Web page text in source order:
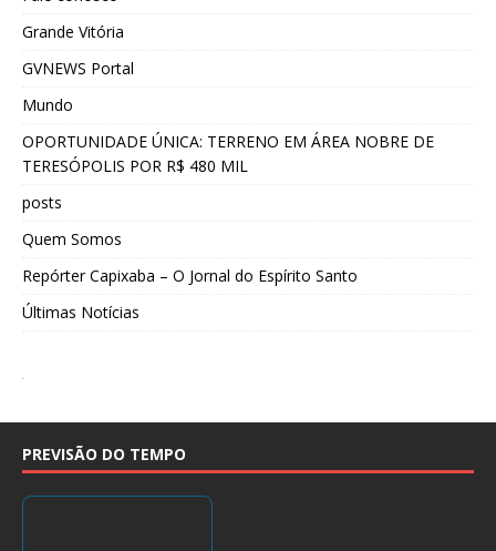
Grande Vitória
GVNEWS Portal
Mundo
OPORTUNIDADE ÚNICA: TERRENO EM ÁREA NOBRE DE
TERESÓPOLIS POR R$ 480 MIL
posts
Quem Somos
Repórter Capixaba – O Jornal do Espírito Santo
Últimas Notícias
PREVISÃO DO TEMPO